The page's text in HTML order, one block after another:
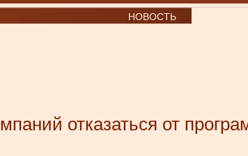
НОВОСТЬ
отказаться от